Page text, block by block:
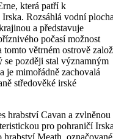
která patří k
Rozsáhlá vodní
a představuje
počasí možnost
větrném ostrově
se později stal významným
je mimořádně zachovalá
středověké irské
hrabství Cavan a zvlněnou
pro pohraničí
hrabství Meath,